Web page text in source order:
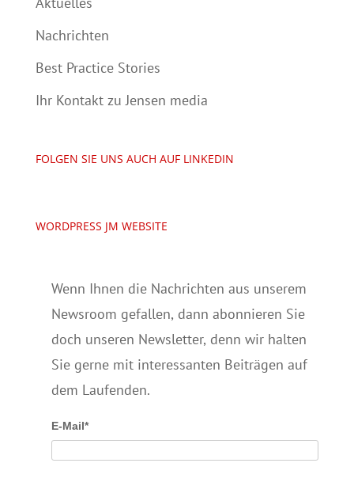
Nachrichten
Best Practice Stories
Ihr Kontakt zu Jensen media
FOLGEN SIE UNS AUCH AUF LINKEDIN
WORDPRESS JM WEBSITE
Wenn Ihnen die Nachrichten aus unserem
Newsroom gefallen, dann abonnieren Sie
doch unseren Newsletter, denn wir halten
Sie gerne mit interessanten Beiträgen auf
dem Laufenden.
E-Mail*